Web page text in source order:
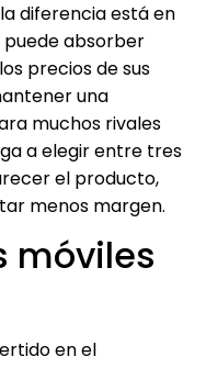
diferencia está en
absorber
precios de sus
una
muchos rivales
a elegir entre tres
el producto,
menos margen.
móviles
en el